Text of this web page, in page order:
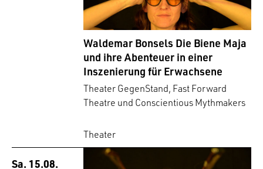
Waldemar Bonsels Die Biene Maja
und ihre Abenteuer in einer
Inszenierung für Erwachsene
Theater GegenStand, Fast Forward
Theatre und Conscientious Mythmakers
Theater
Sa. 15.08.